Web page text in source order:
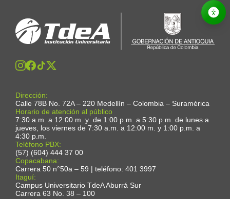
Dirección:
Calle 78B No. 72A – 220 Medellín – Colombia – Suramérica
Horario de atención al público
7:30 a.m. a 12:00 m. y de 1:00 p.m. a 5:30 p.m. de lunes a
jueves, los viernes de 7:30 a.m. a 12:00 m. y 1:00 p.m. a
4:30 p.m.
Teléfono PBX:
(57) (604) 444 37 00
Copacabana:
Carrera 50 n°50a – 59 | teléfono: 401 3997
Itaguí:
Campus Universitario TdeA Aburrá Sur
Carrera 63 No. 38 – 100